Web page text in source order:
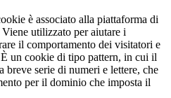
è associato alla piattaforma di
utilizzato per aiutare i
il comportamento dei visitatori e
un cookie di tipo pattern, in cui il
breve serie di numeri e lettere, che
per il dominio che imposta il